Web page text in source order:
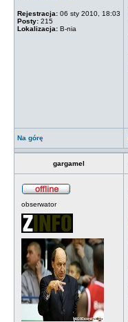
Rejestracja: 06 sty 2010, 18:03
Posty: 215
Lokalizacja: B-nia
Na górę
gargamel
obserwator